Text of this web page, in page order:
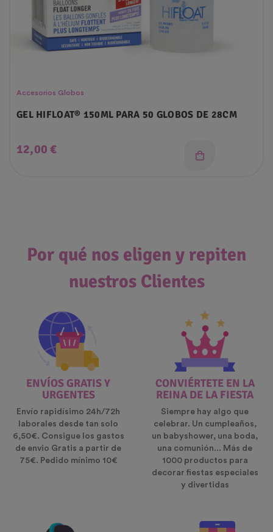
Accesorios Globos
GEL HIFLOAT® 150ML PARA 50 GLOBOS DE 28CM
Precio
12,00 €
Por qué nos eligen y repiten
nuestros Clientes
ENVÍOS GRATIS Y
URGENTES
Envío rapidísimo 24h/72h
laborales desde tan solo
6,50€. Consigue los gastos
de envio Gratis a partir de
75€. Pedido mínimo 10€
CONVIÉRTETE EN LA
REINA DE LA FIESTA
Siempre hay algo que
celebrar. Un cumpleaños,
un babyshower, una boda,
una comunión... Más de
1000 productos para
decorar fiestas especiales
y divertidas